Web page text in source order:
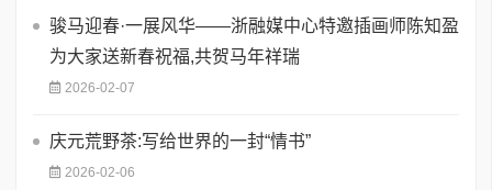
骏马迎春·一展风华——浙融媒中心特邀插画师陈知盈
为大家送新春祝福,共贺马年祥瑞
2026-02-07
庆元荒野茶:写给世界的一封“情书”
2026-02-06